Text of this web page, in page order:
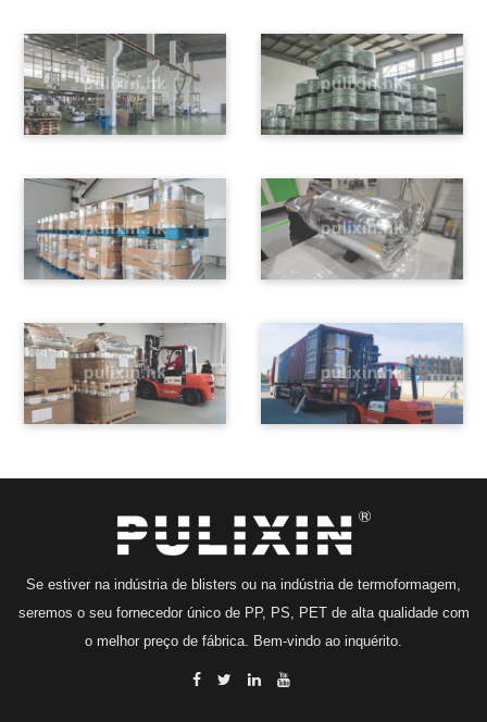
Se estiver na indústria de blisters ou na indústria de termoformagem,
seremos o seu fornecedor único de PP, PS, PET de alta qualidade com
o melhor preço de fábrica. Bem-vindo ao inquérito.